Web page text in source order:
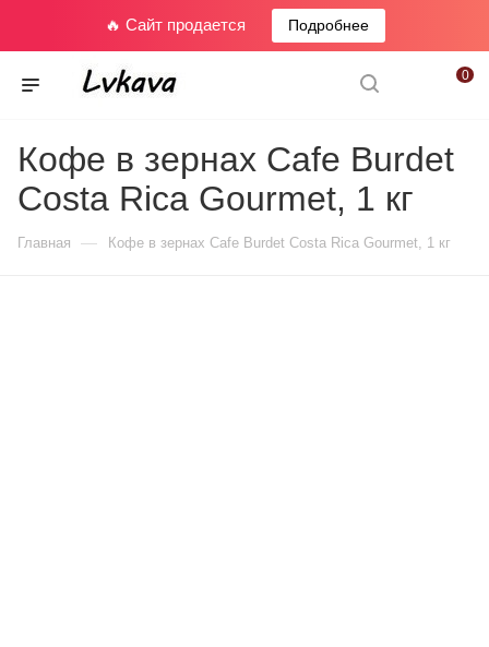
🔥 Сайт продается Подробнее
0
Кофе в зернах Cafe Burdet
Costa Rica Gourmet, 1 кг
Главная — Кофе в зернах Cafe Burdet Costa Rica Gourmet, 1 кг